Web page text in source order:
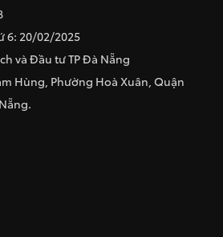
6: 20/02/2025
và Đầu tư TP Đà Nẵng
Hùng, Phường Hoà Xuân, Quận